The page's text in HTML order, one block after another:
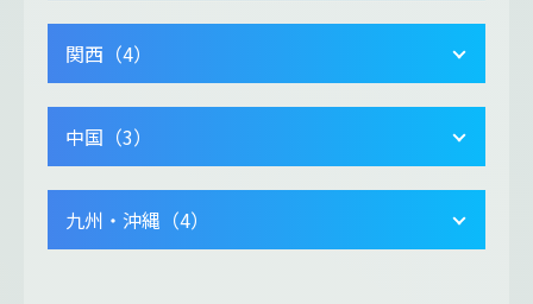
関西（4）
中国（3）
九州・沖縄（4）